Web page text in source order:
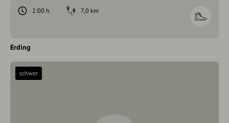
2:00 h 7,0 km
Erding
schwer